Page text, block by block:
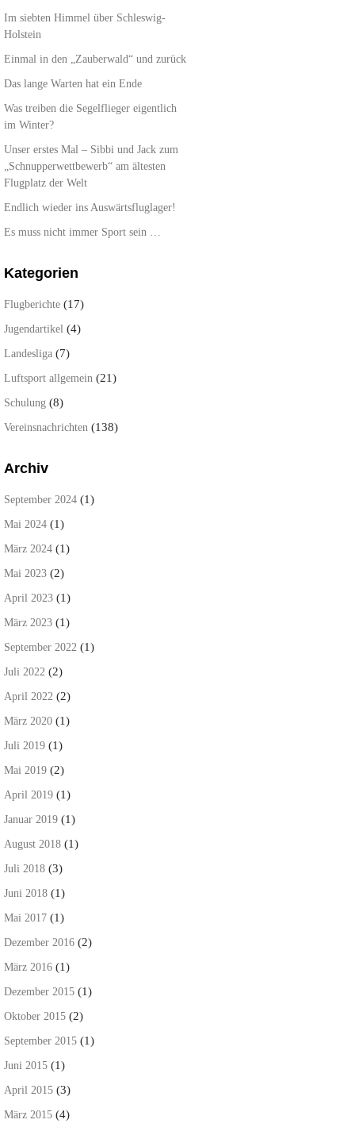
Im siebten Himmel über Schleswig-
Holstein
Einmal in den „Zauberwald“ und zurück
Das lange Warten hat ein Ende
Was treiben die Segelflieger eigentlich
im Winter?
Unser erstes Mal – Sibbi und Jack zum
„Schnupperwettbewerb“ am ältesten
Flugplatz der Welt
Endlich wieder ins Auswärtsfluglager!
Es muss nicht immer Sport sein …
Kategorien
Flugberichte (17)
Jugendartikel (4)
Landesliga (7)
Luftsport allgemein (21)
Schulung (8)
Vereinsnachrichten (138)
Archiv
September 2024 (1)
Mai 2024 (1)
März 2024 (1)
Mai 2023 (2)
April 2023 (1)
März 2023 (1)
September 2022 (1)
Juli 2022 (2)
April 2022 (2)
März 2020 (1)
Juli 2019 (1)
Mai 2019 (2)
April 2019 (1)
Januar 2019 (1)
August 2018 (1)
Juli 2018 (3)
Juni 2018 (1)
Mai 2017 (1)
Dezember 2016 (2)
März 2016 (1)
Dezember 2015 (1)
Oktober 2015 (2)
September 2015 (1)
Juni 2015 (1)
April 2015 (3)
März 2015 (4)